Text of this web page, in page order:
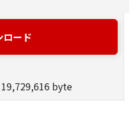
limited and non-
use with Products
ロード
byte